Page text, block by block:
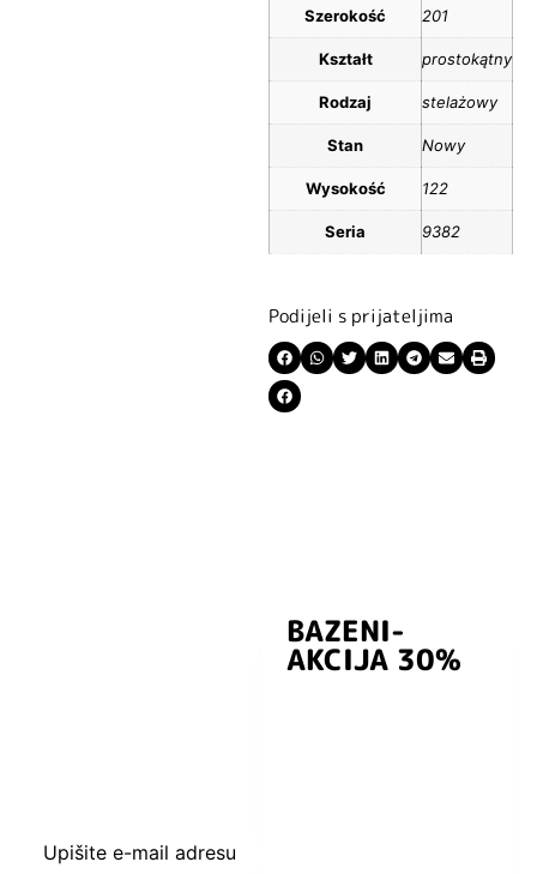
Szerokość 201
Kształt prostokątny
Rodzaj stelażowy
Stan Nowy
Wysokość 122
Seria 9382
Podijeli s prijateljima
Upišite e-mail adresu
BAZENI-
AKCIJA 30%